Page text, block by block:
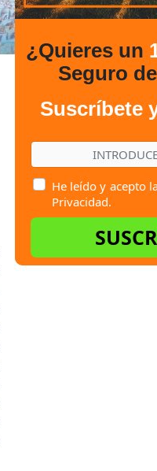
¿Quieres un
Seguro
Suscríbete
He leído y acepto
Privacidad.